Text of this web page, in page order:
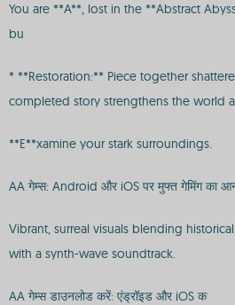
You are **A**, lost in the **Abstract
bu
* **Restoration:** Piece together
completed story strengthens the world
**E**xamine your stark surroundings.
AA गेम्स: Android और iOS पर मुफ्त गेमिंग का
Vibrant, surreal visuals blending
with a synth-wave soundtrack.
AA गेम्स डाउनलोड करें: एंड्रॉइड और iOS क